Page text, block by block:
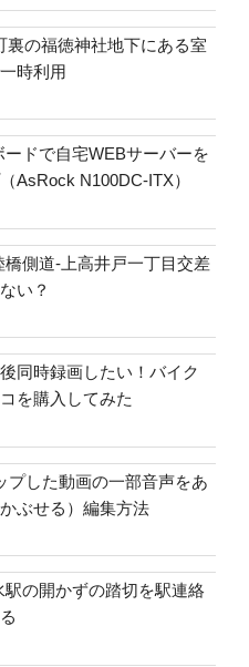
裏の福徳神社地下にある室
時利用
ードで自宅WEBサーバーを
AsRock N100DC-ITX）
橋側道-上高井戸一丁目交差
い？
同時録画したい！バイク
を購入してみた
プした動画の一部音声をあ
ぶせる）編集方法
駅の開かずの踏切を駅連絡